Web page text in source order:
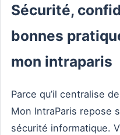
Sécurité,
bonnes
mon intraparis
Parce qu’il centralise
Mon IntraParis repose
sécurité informatique.